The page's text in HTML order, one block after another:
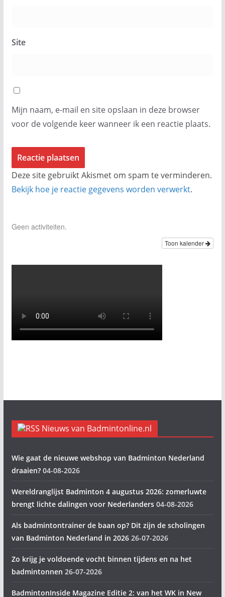
Site
Mijn naam, e-mail en site opslaan in deze browser
voor de volgende keer wanneer ik een reactie plaats.
Deze site gebruikt Akismet om spam te verminderen.
Bekijk hoe je reactie gegevens worden verwerkt.
Geen activiteiten.
Toon kalender
Nieuws van Badmintonline.nl
Wie gaat de nieuwe webshop van Badminton Nederland
draaien? 04-08-2026
Wereldranglijst Badminton 4 augustus 2026: zomerluwte
brengt lichte dalingen voor Nederlanders 04-08-2026
Als badmintontrainer de baan op? Dit zijn de scholingen
van Badminton Nederland in 2026 26-07-2026
Zo krijg je voldoende vocht binnen tijdens en na het
badmintonnen 26-07-2026
BadmintonInside Magazine Editie 2: van het WK in New